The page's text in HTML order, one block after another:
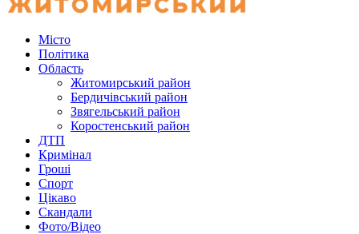
Місто
Політика
Область
Житомирський район
Бердичівський район
Звягельський район
Коростенський район
ДТП
Кримінал
Гроші
Спорт
Цікаво
Скандали
Фото/Відео